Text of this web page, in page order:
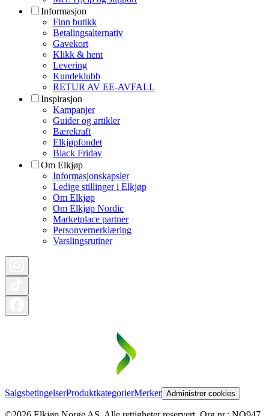
Informasjon
Finn butikk
Betalingsalternativ
Gavekort
Klikk & hent
Levering
Kundeklubb
RETUR AV EE-AVFALL
Inspirasjon
Kampanjer
Guider og artikler
Bærekraft
Elkjøpfondet
Black Friday
Om Elkjøp
Informasjonskapsler
Ledige stillinger i Elkjøp
Om Elkjøp
Om Elkjøp Nordic
Marketplace partner
Personvernerklæring
Varslingsrutiner
SalgsbetingelserProduktkategorierMerker Administrer cookies